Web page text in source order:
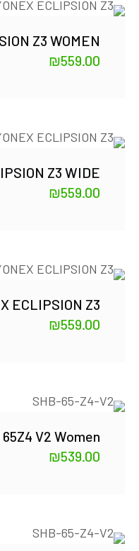
Z3 WOMEN
₪559.00
Z3 WIDE
₪559.00
ECLIPSION Z3
₪559.00
V2 Women
₪539.00